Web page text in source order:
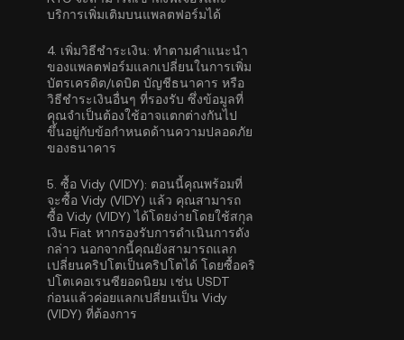
บริการเพิ่มเติมบนแพลตฟอร์มได้
4. เพิ่มวิธีชำระเงิน: ทำตามคำแนะนำ
ของแพลตฟอร์มแลกเปลี่ยนในการเพิ่ม
บัตรเครดิต/เดบิต บัญชีธนาคาร หรือ
วิธีชำระเงินอื่นๆ ที่รองรับ ซึ่งข้อมูลที่
คุณจำเป็นต้องใช้อาจแตกต่างกันไป
ขึ้นอยู่กับข้อกำหนดด้านความปลอดภัย
ของธนาคาร
5. ซื้อ Vidy (VIDY): ตอนนี้คุณพร้อมที่
จะซื้อ Vidy (VIDY) แล้ว คุณสามารถ
ซื้อ Vidy (VIDY) ได้โดยง่ายโดยใช้สกุล
เงิน Fiat หากรองรับการดำเนินการดัง
กล่าว นอกจากนี้คุณยังสามารถแลก
เปลี่ยนคริปโตเป็นคริปโตได้ โดยซื้อคริ
ปโตเคอเรนซียอดนิยม เช่น USDT
ก่อนแล้วค่อยแลกเปลี่ยนเป็น Vidy
(VIDY) ที่ต้องการ